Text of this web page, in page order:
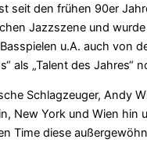
seit den frühen 90er
Jazzszene und
u.A. auch von
als „Talent des Jahres“
Schlagzeuger, Andy
New York und Wien hin
Time diese